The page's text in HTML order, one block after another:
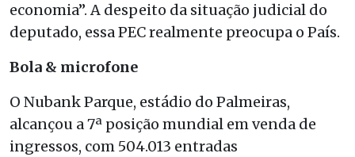
economia”. A despeito da situação judicial do
deputado, essa PEC realmente preocupa o País.
Bola & microfone
O Nubank Parque, estádio do Palmeiras,
alcançou a 7ª posição mundial em venda de
ingressos, com 504.013 entradas